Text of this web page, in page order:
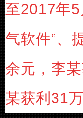
至2017年
气软件”、
余元，李
某获利31